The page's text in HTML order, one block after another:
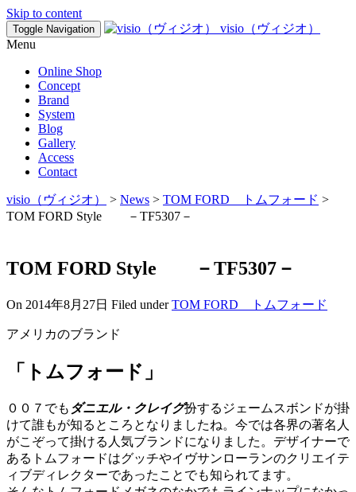
Skip to content
Toggle Navigation
visio（ヴィジオ）
Menu
Online Shop
Concept
Brand
System
Blog
Gallery
Access
Contact
visio（ヴィジオ） > News > TOM FORD トムフォード >
TOM FORD Style －TF5307－
TOM FORD Style －TF5307－
On 2014年8月27日 Filed underTOM FORD トムフォード
アメリカのブランド
「トムフォード」
００７でも ダニエル・クレイグ扮するジェームスボンドが掛
けて誰もが知るところとなりましたね。今では各界の著名人
がこぞって掛ける人気ブランドになりました。デザイナーで
あるトムフォードはグッチやイヴサンローランのクリエイテ
ィブディレクターであったことでも知られてます。